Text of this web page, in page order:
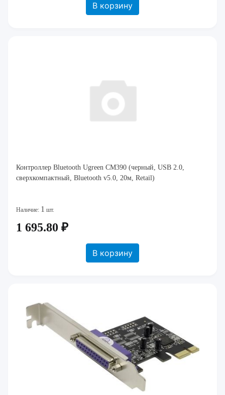
В корзину
Контроллер Bluetooth Ugreen CM390 (черный, USB 2.0,
сверхкомпактный, Bluetooth v5.0, 20м, Retail)
Наличие: 1 шт.
1 695.80 ₽
В корзину